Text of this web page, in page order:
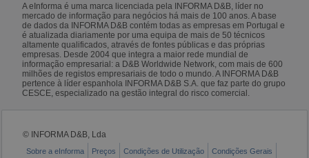
A eInforma é uma marca licenciada pela INFORMA D&B, líder no
mercado de informação para negócios há mais de 100 anos. A base
de dados da INFORMA D&B contém todas as empresas em Portugal e
é atualizada diariamente por uma equipa de mais de 50 técnicos
altamente qualificados, através de fontes públicas e das próprias
empresas. Desde 2004 que integra a maior rede mundial de
informação empresarial: a D&B Worldwide Network, com mais de 600
milhões de registos empresariais de todo o mundo. A INFORMA D&B
pertence à líder espanhola INFORMA D&B S.A. que faz parte do grupo
CESCE, especializado na gestão integral do risco comercial.
© INFORMA D&B, Lda
Sobre a eInforma Preços Condições de Utilização
Condições Gerais